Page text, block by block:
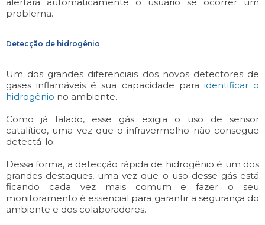
problema.
Detecção de hidrogênio
Um dos grandes diferenciais dos novos detectores de
gases inflamáveis é sua capacidade para identificar o
hidrogênio no ambiente.
Como já falado, esse gás exigia o uso de sensor
catalítico, uma vez que o infravermelho não consegue
detectá-lo.
Dessa forma, a detecção rápida de hidrogênio é um dos
grandes destaques, uma vez que o uso desse gás está
ficando cada vez mais comum e fazer o seu
monitoramento é essencial para garantir a segurança do
ambiente e dos colaboradores.